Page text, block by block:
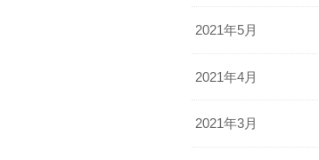
2021年5月
2021年4月
2021年3月